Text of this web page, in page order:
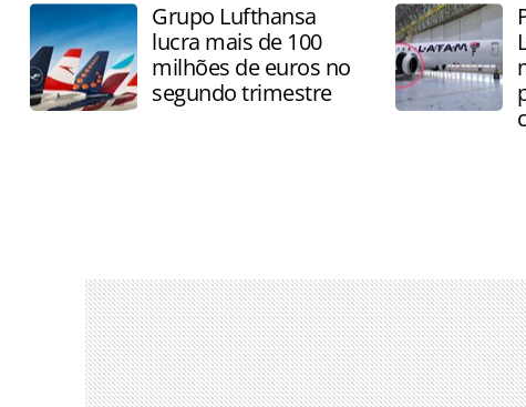
Grupo Lufthansa
lucra mais de 100
milhões de euros no
segundo trimestre